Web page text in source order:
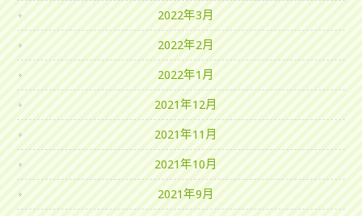
2022年3月
2022年2月
2022年1月
2021年12月
2021年11月
2021年10月
2021年9月